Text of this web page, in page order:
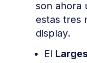
son ahora
estas tres
display.
El